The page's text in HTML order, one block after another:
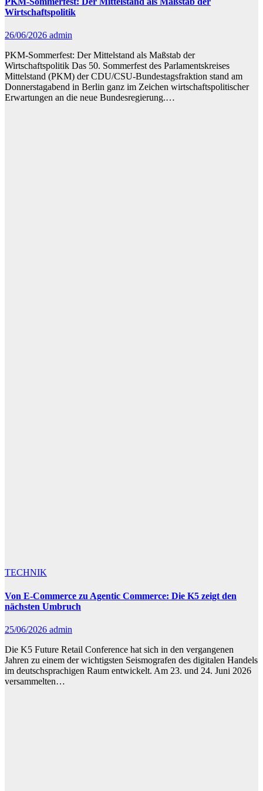
Wirtschaftspolitik
26/06/2026 admin
PKM-Sommerfest: Der Mittelstand als Maßstab der
Wirtschaftspolitik Das 50. Sommerfest des Parlamentskreises
Mittelstand (PKM) der CDU/CSU-Bundestagsfraktion stand am
Donnerstagabend in Berlin ganz im Zeichen wirtschaftspolitischer
Erwartungen an die neue Bundesregierung.…
TECHNIK
Von E-Commerce zu Agentic Commerce: Die K5 zeigt den
nächsten Umbruch
25/06/2026 admin
Die K5 Future Retail Conference hat sich in den vergangenen
Jahren zu einem der wichtigsten Seismografen des digitalen Handels
im deutschsprachigen Raum entwickelt. Am 23. und 24. Juni 2026
versammelten…